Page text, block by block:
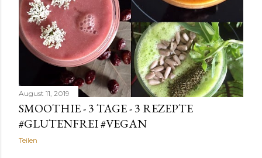
August 11, 2019
SMOOTHIE - 3 TAGE - 3 REZEPTE
#GLUTENFREI #VEGAN
Teilen